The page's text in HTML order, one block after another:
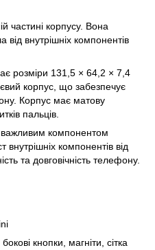
частині корпусу. Вона
від внутрішніх компонентів
розміри 131,5 × 64,2 × 7,4
корпус, що забезпечує
Корпус має матову
пальців.
важливим компонентом
внутрішніх компонентів від
та довговічність телефону.
кнопки, магніти, сітка